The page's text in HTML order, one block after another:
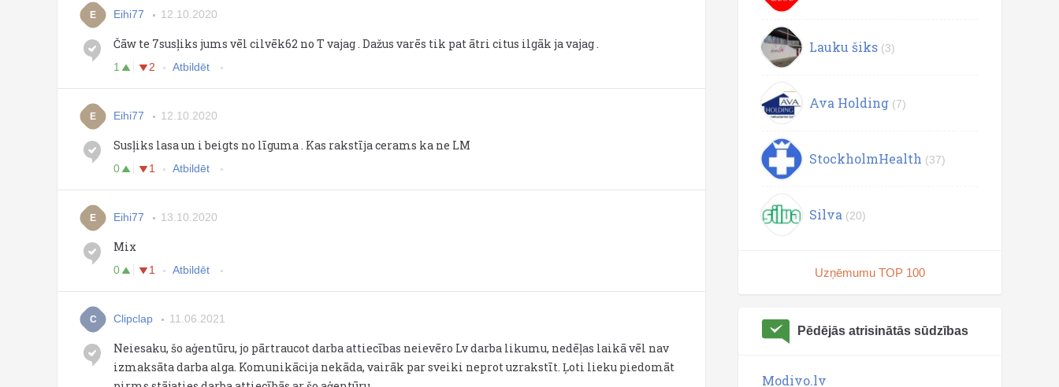
E Eihi77 12.10.2020
Čāw te 7susļiks jums vēl cilvēk62 no T vajag . Dažus varēs tik pat ātri citus ilgāk ja vajag .
1 2 Atbildēt
E Eihi77 12.10.2020
Susļiks lasa un i beigts no līguma . Kas rakstīja cerams ka ne LM
0 1 Atbildēt
E Eihi77 13.10.2020
Mix
0 1 Atbildēt
C Clipclap 11.06.2021
Neiesaku, šo aģentūru, jo pārtraucot darba attiecības neievēro Lv darba likumu, nedēļas laikā vēl nav
izmaksāta darba alga. Komunikācija nekāda, vairāk par sveiki neprot uzrakstīt. Ļoti lieku piedomāt
Lauku šiks (3)
Ava Holding (7)
StockholmHealth (37)
Silva (20)
Uzņēmumu TOP 100
Pēdējās atrisinātās sūdzības
Modivo.lv